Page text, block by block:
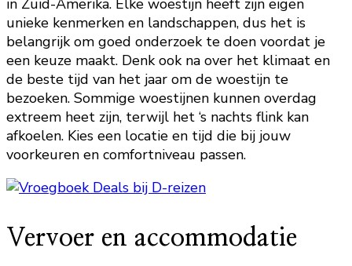
in Zuid-Amerika. Elke woestijn heeft zijn eigen
unieke kenmerken en landschappen, dus het is
belangrijk om goed onderzoek te doen voordat je
een keuze maakt. Denk ook na over het klimaat en
de beste tijd van het jaar om de woestijn te
bezoeken. Sommige woestijnen kunnen overdag
extreem heet zijn, terwijl het ‘s nachts flink kan
afkoelen. Kies een locatie en tijd die bij jouw
voorkeuren en comfortniveau passen.
Vervoer en accommodatie